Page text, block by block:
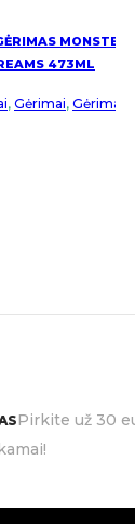
MONSTER
473ML
, Gėrimai, Gėrimai
Pirkite už 30